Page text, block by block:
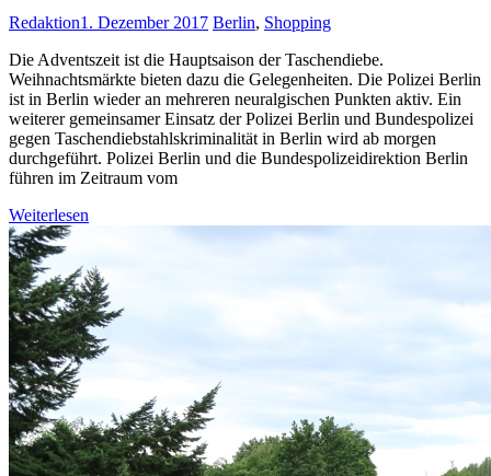
Redaktion1. Dezember 2017 Berlin, Shopping
Die Adventszeit ist die Hauptsaison der Taschendiebe.
Weihnachtsmärkte bieten dazu die Gelegenheiten. Die Polizei Berlin
ist in Berlin wieder an mehreren neuralgischen Punkten aktiv. Ein
weiterer gemeinsamer Einsatz der Polizei Berlin und Bundespolizei
gegen Taschendiebstahlskriminalität in Berlin wird ab morgen
durchgeführt. Polizei Berlin und die Bundespolizeidirektion Berlin
führen im Zeitraum vom
Weiterlesen